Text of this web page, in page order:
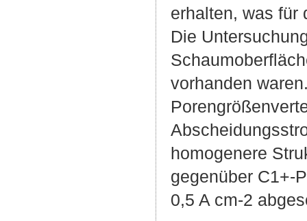
erhalten, was für
Die
vorhanden
homogenere
gegenüber C1+-
0,5 A cm-2